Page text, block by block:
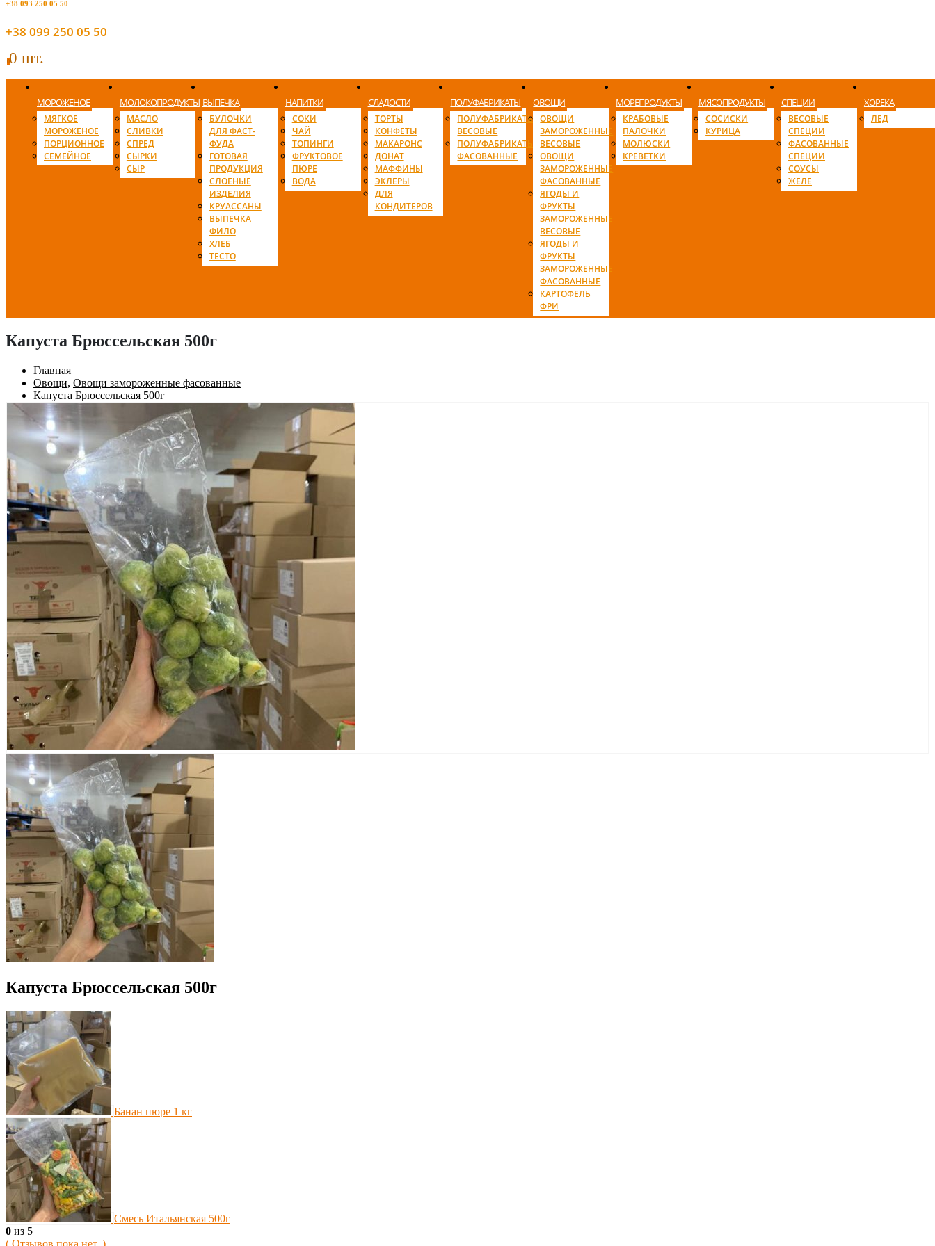
+38 093 250 05 50
+38 099 250 05 50
00 шт.
МОРОЖЕНОЕ
МЯГКОЕ
МОРОЖЕНОЕ
ПОРЦИОННОЕ
СЕМЕЙНОЕ
МОЛОКОПРОДУКТЫ
МАСЛО
СЛИВКИ
СПРЕД
СЫРКИ
СЫР
ВЫПЕЧКА
БУЛОЧКИ
ДЛЯ ФАСТ-
ФУДА
ГОТОВАЯ
ПРОДУКЦИЯ
СЛОЕНЫЕ
ИЗДЕЛИЯ
КРУАССАНЫ
ВЫПЕЧКА
ФИЛО
ХЛЕБ
ТЕСТО
НАПИТКИ
СОКИ
ЧАЙ
ТОПИНГИ
ФРУКТОВОЕ
ПЮРЕ
ВОДА
СЛАДОСТИ
ТОРТЫ
КОНФЕТЫ
МАКАРОНС
ДОНАТ
МАФФИНЫ
ЭКЛЕРЫ
ДЛЯ
КОНДИТЕРОВ
ПОЛУФАБРИКАТЫ
ПОЛУФАБРИКАТЫ
ВЕСОВЫЕ
ПОЛУФАБРИКАТЫ
ФАСОВАННЫЕ
ОВОЩИ
ОВОЩИ
ЗАМОРОЖЕННЫЕ
ВЕСОВЫЕ
ОВОЩИ
ЗАМОРОЖЕННЫЕ
ФАСОВАННЫЕ
ЯГОДЫ И
ФРУКТЫ
ЗАМОРОЖЕННЫЕ
ВЕСОВЫЕ
ЯГОДЫ И
ФРУКТЫ
ЗАМОРОЖЕННЫЕ
ФАСОВАННЫЕ
КАРТОФЕЛЬ
ФРИ
МОРЕПРОДУКТЫ
КРАБОВЫЕ
ПАЛОЧКИ
МОЛЮСКИ
КРЕВЕТКИ
МЯСОПРОДУКТЫ
СОСИСКИ
КУРИЦА
СПЕЦИИ
ВЕСОВЫЕ
СПЕЦИИ
ФАСОВАННЫЕ
СПЕЦИИ
СОУСЫ
ЖЕЛЕ
ХОРЕКА
ЛЕД
Капуста Брюссельская 500г
Главная
Овощи, Овощи замороженные фасованные
Капуста Брюссельская 500г
Капуста Брюссельская 500г
Банан пюре 1 кг
Смесь Итальянская 500г
0 из 5